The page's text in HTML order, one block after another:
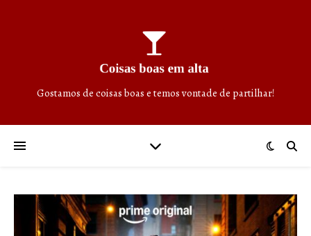
Gostamos de coisas boas e temos vontade de partilhar!